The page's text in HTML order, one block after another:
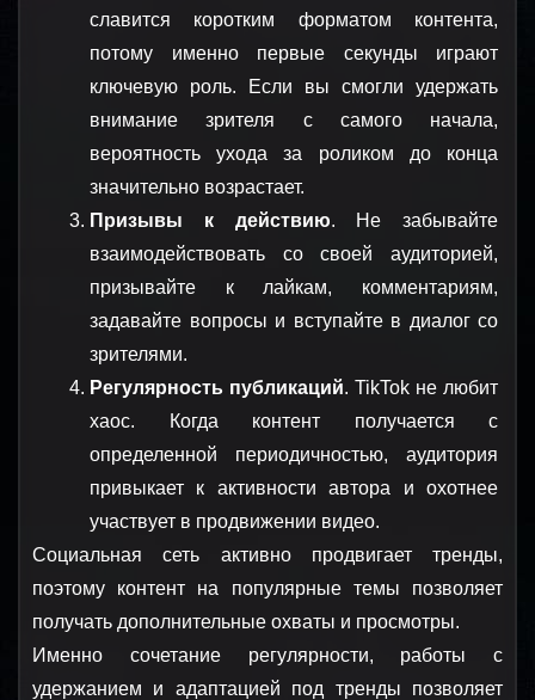
славится коротким форматом контента,
потому именно первые секунды играют
ключевую роль. Если вы смогли удержать
внимание зрителя с самого начала,
вероятность ухода за роликом до конца
значительно возрастает.
Призывы к действию. Не забывайте
взаимодействовать со своей аудиторией,
призывайте к лайкам, комментариям,
задавайте вопросы и вступайте в диалог со
зрителями.
Регулярность публикаций. TikTok не любит
хаос. Когда контент получается с
определенной периодичностью, аудитория
привыкает к активности автора и охотнее
участвует в продвижении видео.
Социальная сеть активно продвигает тренды,
поэтому контент на популярные темы позволяет
получать дополнительные охваты и просмотры.
Именно сочетание регулярности, работы с
удержанием и адаптацией под тренды позволяет